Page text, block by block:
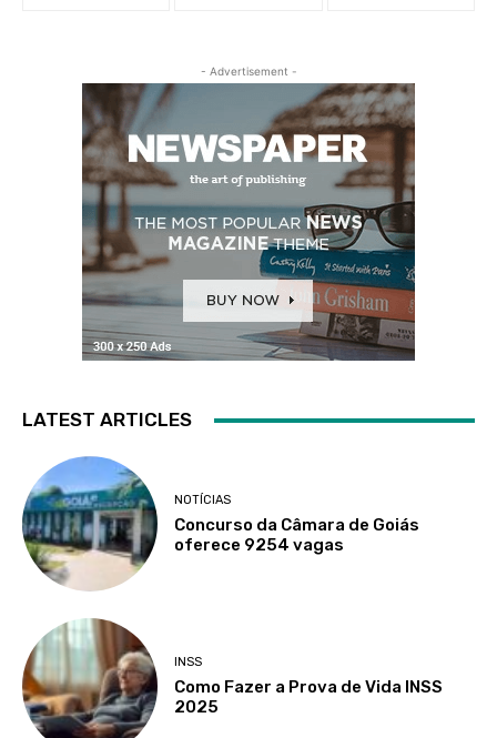
- Advertisement -
LATEST ARTICLES
NOTÍCIAS
Concurso da Câmara de Goiás
oferece 9254 vagas
INSS
Como Fazer a Prova de Vida INSS
2025